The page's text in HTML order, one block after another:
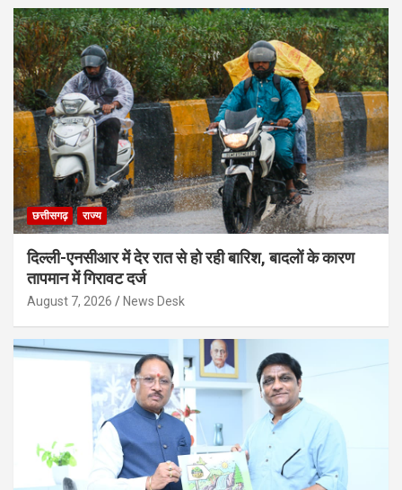
छत्तीसगढ़ राज्य
दिल्ली-एनसीआर में देर रात से हो रही बारिश, बादलों के कारण
तापमान में गिरावट दर्ज
August 7, 2026 News Desk